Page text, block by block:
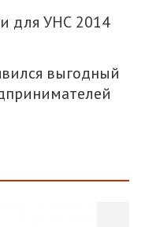
для УНС 2014
выгодный